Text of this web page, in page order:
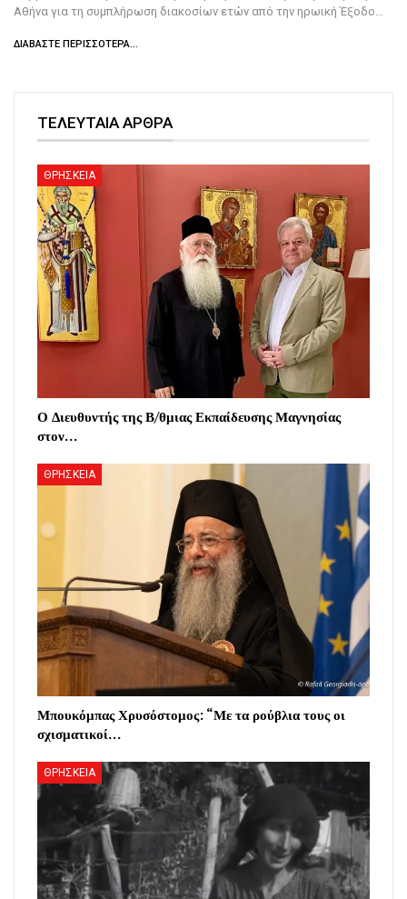
Αθήνα για τη συμπλήρωση διακοσίων ετών από την ηρωική Έξοδο…
ΔΙΑΒΆΣΤΕ ΠΕΡΙΣΣΌΤΕΡΑ...
ΤΕΛΕΥΤΑΙΑ ΑΡΘΡΑ
ΘΡΗΣΚΕΙΑ
Ο Διευθυντής της Β/θμιας Εκπαίδευσης Μαγνησίας
στον…
ΘΡΗΣΚΕΙΑ
Μπουκόμπας Χρυσόστομος: “Με τα ρούβλια τους οι
σχισματικοί…
ΘΡΗΣΚΕΙΑ